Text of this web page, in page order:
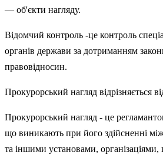
— об'єкти нагляду.
Відомчий контроль -це контроль
органів держави за дотриманням
правовідносин.
Прокурорський нагляд відрізняється
Прокурорський нагляд - це
що виникають при його здійсненні
та іншими установами,